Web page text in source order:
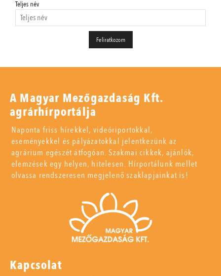
Teljes név
A Magyar Mezőgazdaság Kft.
agrárhírportálja
Naponta friss hírekkel, videóriportokkal,
eseményekkel és pályázatokkal jelentkezünk az
agrárium egészét átfogóan. Szakmai cikkek, ajánlók,
elemzések egy helyen, hitelesen. Hírportálunk mellet
olvassa rendszeresen megjelenő szaklapjainkat is!
Kapcsolat